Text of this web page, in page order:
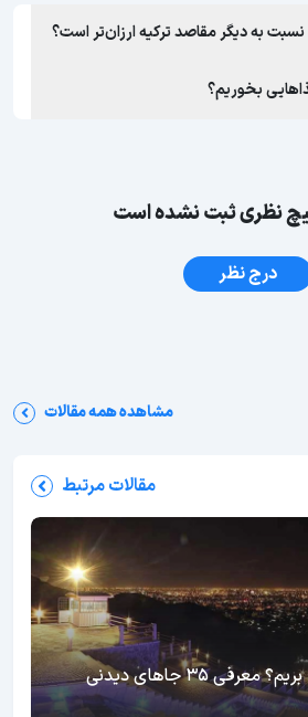
نسبت به دیگر مقاصد ترکیه ارزان‌تر است؟
بخوریم؟
نظری ثبت نشده است
درج نظر
مشاهده همه مقالات
مقالات مرتبط
شب‌های مشهد کجا بریم؟ معرفی 35 جاهای دیدنی